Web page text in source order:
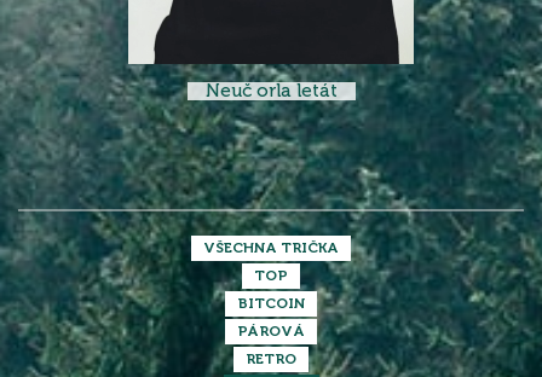
Neuč orla letát
VŠECHNA TRIČKA
TOP
BITCOIN
PÁROVÁ
RETRO